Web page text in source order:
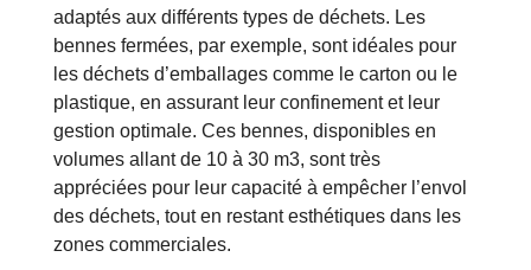
adaptés aux différents types de déchets. Les
bennes fermées, par exemple, sont idéales pour
les déchets d’emballages comme le carton ou le
plastique, en assurant leur confinement et leur
gestion optimale. Ces bennes, disponibles en
volumes allant de 10 à 30 m3, sont très
appréciées pour leur capacité à empêcher l’envol
des déchets, tout en restant esthétiques dans les
zones commerciales.